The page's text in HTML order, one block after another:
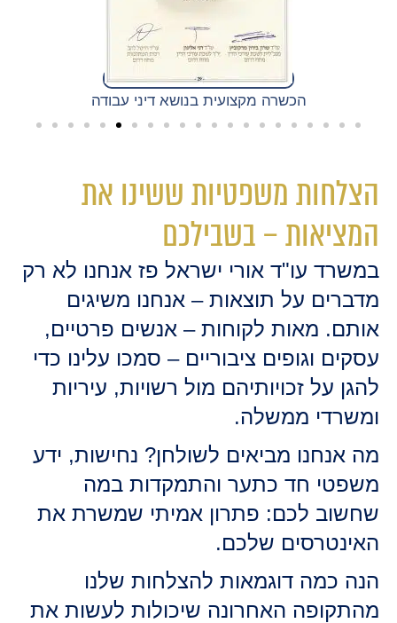
הכשרה מקצועית בנושא דיני עבודה
הצלחות משפטיות ששינו את
המציאות – בשבילכם
במשרד עו"ד אורי ישראל פז אנחנו לא רק
מדברים על תוצאות – אנחנו משיגים
אותם. מאות לקוחות – אנשים פרטיים,
עסקים וגופים ציבוריים – סמכו עלינו כדי
להגן על זכויותיהם מול רשויות, עיריות
ומשרדי ממשלה.
מה אנחנו מביאים לשולחן? נחישות, ידע
משפטי חד כתער והתמקדות במה
שחשוב לכם: פתרון אמיתי שמשרת את
האינטרסים שלכם.
הנה כמה דוגמאות להצלחות שלנו
מהתקופה האחרונה שיכולות לעשות את